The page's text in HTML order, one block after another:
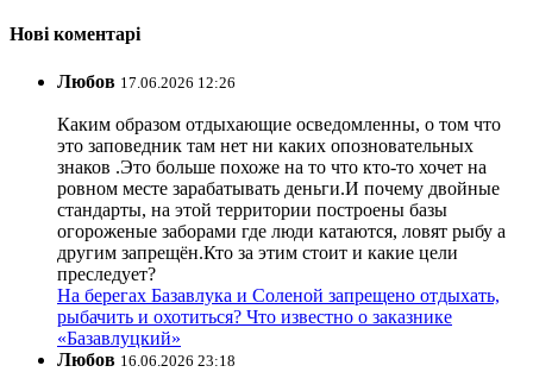
Нові коментарі
Любов 17.06.2026 12:26
Каким образом отдыхающие осведомленны, о том что
это заповедник там нет ни каких опозновательных
знаков .Это больше похоже на то что кто-то хочет на
ровном месте зарабатывать деньги.И почему двойные
стандарты, на этой территории построены базы
огороженые заборами где люди катаются, ловят рыбу а
другим запрещён.Кто за этим стоит и какие цели
преследует?
На берегах Базавлука и Соленой запрещено отдыхать,
рыбачить и охотиться? Что известно о заказнике
«Базавлуцкий»
Любов 16.06.2026 23:18